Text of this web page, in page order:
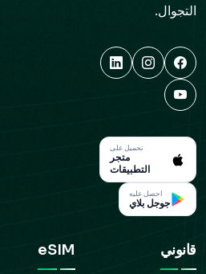
التجوال.
تحميل على
متجر
التطبيقات
احصل عليه
جوجل بلاي
قانوني eSIM